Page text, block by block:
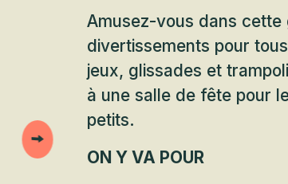
Amusez-vous dans
divertissements pour
jeux, glissades et
à une salle de fête pour
petits.
ON Y VA POUR